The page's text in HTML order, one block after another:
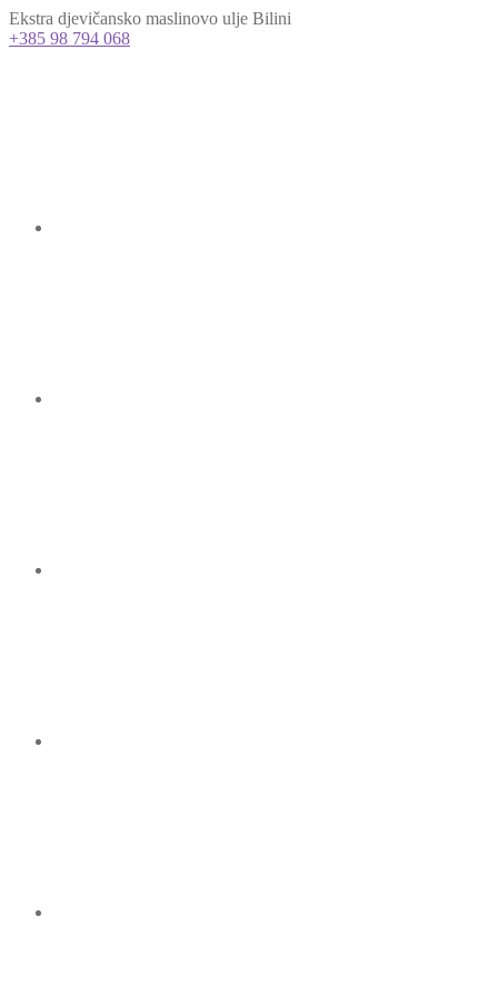
Ekstra djevičansko maslinovo ulje Bilini
+385 98 794 068